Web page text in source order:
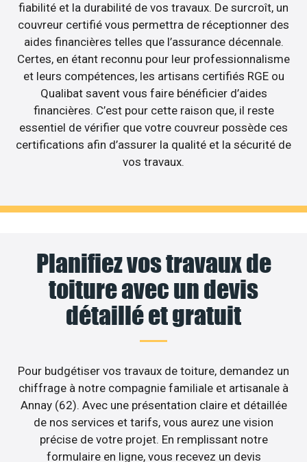
fiabilité et la durabilité de vos travaux. De surcroît, un
couvreur certifié vous permettra de réceptionner des
aides financières telles que l’assurance décennale.
Certes, en étant reconnu pour leur professionnalisme
et leurs compétences, les artisans certifiés RGE ou
Qualibat savent vous faire bénéficier d’aides
financières. C’est pour cette raison que, il reste
essentiel de vérifier que votre couvreur possède ces
certifications afin d’assurer la qualité et la sécurité de
vos travaux.
Planifiez vos travaux de
toiture avec un devis
détaillé et gratuit
Pour budgétiser vos travaux de toiture, demandez un
chiffrage à notre compagnie familiale et artisanale à
Annay (62). Avec une présentation claire et détaillée
de nos services et tarifs, vous aurez une vision
précise de votre projet. En remplissant notre
formulaire en ligne, vous recevez un devis